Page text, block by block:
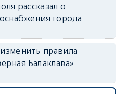
рассказал о
города
правила
Балаклава»